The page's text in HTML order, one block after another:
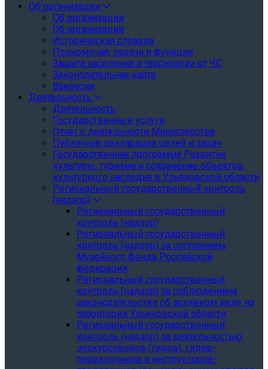
Об организации
Об организации
Об организации
Историческая справка
Полномочия, задачи и функции
Защита населения и территории от ЧС
Законодательная карта
Вакансии
Деятельность
Деятельность
Государственные услуги
Отчёт о деятельности Министерства
Публичная декларация целей и задач
Государственная программа Развитие
культуры, туризма и сохранение объектов
культурного наследия в Ульяновской области
Региональный государственный контроль
(надзор)
Региональный государственный
контроль (надзор)
Региональный государственный
контроль (надзор) за состоянием
Музейного фонда Российской
федерации
Региональный государственный
контроль (надзор) за соблюдением
законодательства об архивном деле на
территории Ульяновской области
Региональный государственный
контроль (надзор) за деятельностью
экскурсоводов (гидов), гидов-
переводчиков и инструкторов-